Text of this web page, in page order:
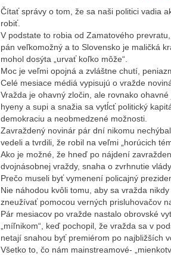
Čítať správy o tom, že sa naši politici vadia
robiť.
V podstate to robia od Zamatového
pán veľkomožný a to Slovensko je maličká
mohol dosýta „urvať koľko môže“.
Moc je veľmi opojná a zvláštne chutí,
Celé mesiace médiá vypisujú o vražde
Vražda je ohavný zločin, ale rovnako
hyeny a supi a snažia sa vytĺcť politický
demokraciu a neobmedzené možnosti.
Zavraždený novinár pár dní nikomu
vedeli a tvrdili, že robil na veľmi „horúcich
Ako je možné, že hneď po nájdení
dvojnásobnej vraždy, snaha o zvrhnutie
Prečo museli byť vymenení policajný
Nie náhodou kvôli tomu, aby sa vražda
zneužívať pomocou verných prisluhovačov
Pár mesiacov po vražde nastalo obrovské
„míľnikom“, keď pochopil, že vražda sa v
netají snahou byť premiérom po najbližších
Všetko to, čo nám mainstreamové-